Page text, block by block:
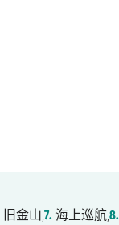
旧金山,7. 海上巡航,8.